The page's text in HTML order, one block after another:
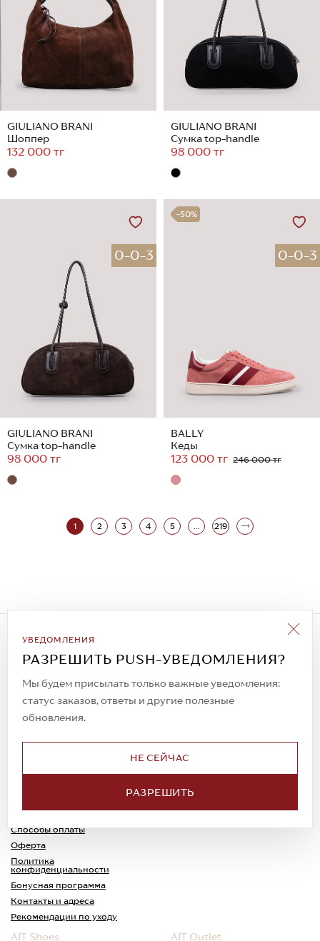
GIULIANO BRANI
Шоппер
132 000 тг
GIULIANO BRANI
Сумка top-handle
98 000 тг
0-0-3
GIULIANO BRANI
Сумка top-handle
98 000 тг
-50%
0-0-3
BALLY
Кеды
123 000 тг 246 000 тг
1 2 3 4 5 ... 219
УВЕДОМЛЕНИЯ
РАЗРЕШИТЬ PUSH-УВЕДОМЛЕНИЯ?
Мы будем присылать только важные уведомления:
статус заказов, ответы и другие полезные
обновления.
НЕ СЕЙЧАС
РАЗРЕШИТЬ
Подписаться на рассылку
Всегда будьте в курсе новых акций и
спецпредложений!
© 2023. AIT Shoes
Все права защищены
Доставка
Способы оплаты
Оферта
Политика
конфиденциальности
Обмен и возврат
Каспи-Ред
Бонусная программа
Контакты и адреса
Рекомендации по уходу
AIT Shoes AIT Outlet